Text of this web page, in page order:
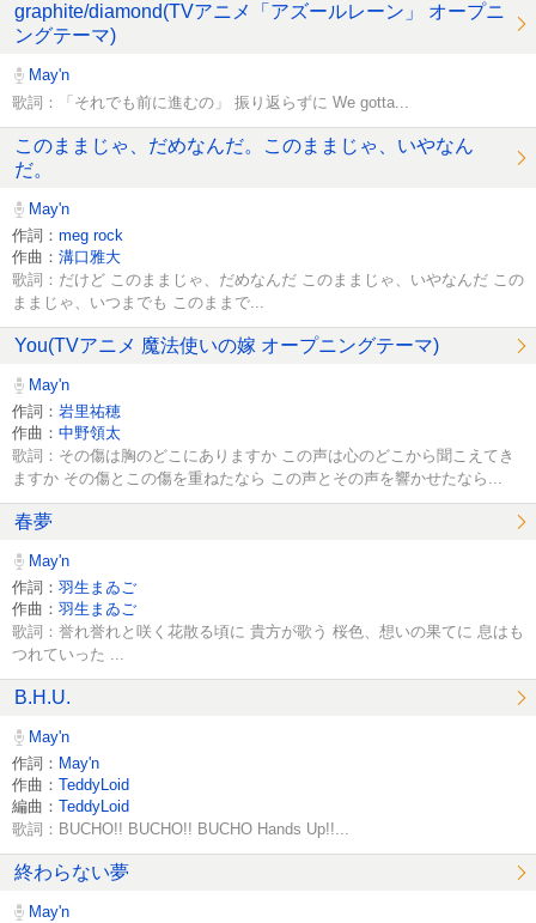
graphite/diamond(TVアニメ「アズールレーン」 オープニ
ングテーマ)
May'n
歌詞：「それでも前に進むの」 振り返らずに We gotta...
このままじゃ、だめなんだ。このままじゃ、いやなん
だ。
May'n
作詞： meg rock
作曲： 溝口雅大
歌詞：だけど このままじゃ、だめなんだ このままじゃ、いやなんだ この
ままじゃ、いつまでも このままで...
You(TVアニメ 魔法使いの嫁 オープニングテーマ)
May'n
作詞： 岩里祐穂
作曲： 中野領太
歌詞：その傷は胸のどこにありますか この声は心のどこから聞こえてき
ますか その傷とこの傷を重ねたなら この声とその声を響かせたなら...
春夢
May'n
作詞： 羽生まゐご
作曲： 羽生まゐご
歌詞：誉れ誉れと咲く花散る頃に 貴方が歌う 桜色、想いの果てに 息はも
つれていった ...
B.H.U.
May'n
作詞： May'n
作曲： TeddyLoid
編曲： TeddyLoid
歌詞：BUCHO!! BUCHO!! BUCHO Hands Up!!...
終わらない夢
May'n